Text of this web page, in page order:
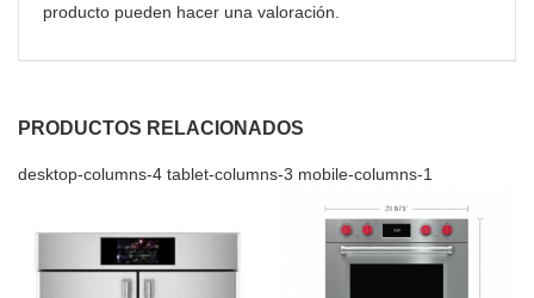
producto pueden hacer una valoración.
PRODUCTOS RELACIONADOS
desktop-columns-4 tablet-columns-3 mobile-columns-1